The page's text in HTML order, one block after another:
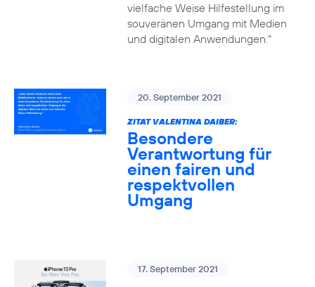
vielfache Weise Hilfestellung im
souveränen Umgang mit Medien
und digitalen Anwendungen.“
20. September 2021
ZITAT VALENTINA DAIBER:
Besondere
Verantwortung für
einen fairen und
respektvollen
Umgang
17. September 2021